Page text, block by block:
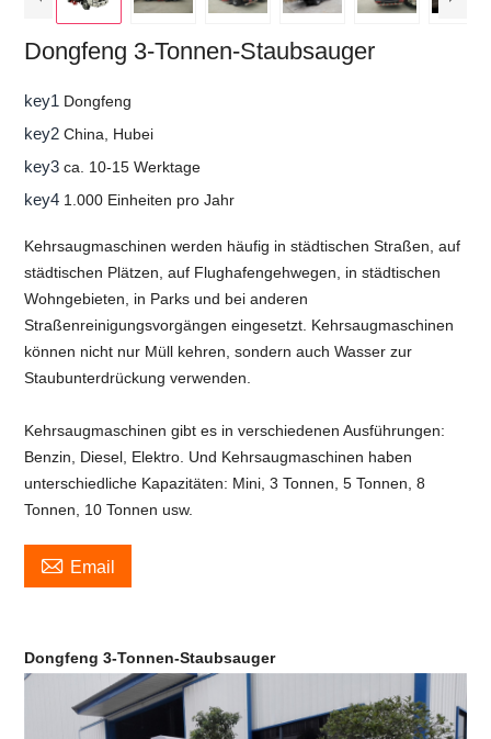
Dongfeng 3-Tonnen-Staubsauger
key1 Dongfeng
key2China, Hubei
key3ca. 10-15 Werktage
key4 1.000 Einheiten pro Jahr
Kehrsaugmaschinen werden häufig in städtischen Straßen, auf
städtischen Plätzen, auf Flughafengehwegen, in städtischen
Wohngebieten, in Parks und bei anderen
Straßenreinigungsvorgängen eingesetzt. Kehrsaugmaschinen
können nicht nur Müll kehren, sondern auch Wasser zur
Staubunterdrückung verwenden.
Kehrsaugmaschinen gibt es in verschiedenen Ausführungen:
Benzin, Diesel, Elektro. Und Kehrsaugmaschinen haben
unterschiedliche Kapazitäten: Mini, 3 Tonnen, 5 Tonnen, 8
Tonnen, 10 Tonnen usw.
 Email
Dongfeng 3-Tonnen-Staubsauger